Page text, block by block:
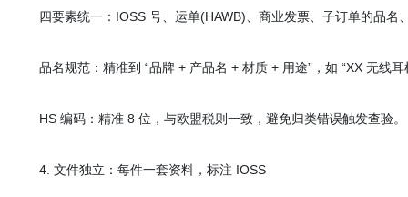
四要素统一：IOSS 号、运单(HAWB)、商业发票、子订单的品名
品名规范：精准到 “品牌 + 产品名 + 材质 + 用途”，如 “XX 无线耳
HS 编码：精准 8 位，与欧盟税则一致，避免归类错误触发查验。
4. 文件独立：每件一套资料，标注 IOSS